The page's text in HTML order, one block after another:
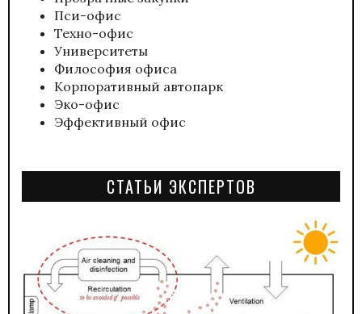
Пси-офис
Техно-офис
Университеты
Философия офиса
Корпоративный автопарк
Эко-офис
Эффективный офис
СТАТЬИ ЭКСПЕРТОВ